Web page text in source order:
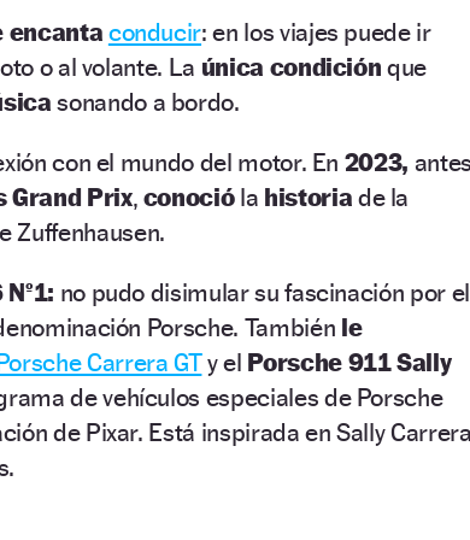
encanta conducir: en los viajes puede ir
o al volante. La única condición que
sonando a bordo.
con el mundo del motor. En 2023,
Grand Prix, conocióla historia de la
Zuffenhausen.
no pudo disimular su fascinación por el
Porsche. También le
Carrera GTy el Porsche 911 Sally
de vehículos especiales de Porsche
de Pixar. Está inspirada en Sally